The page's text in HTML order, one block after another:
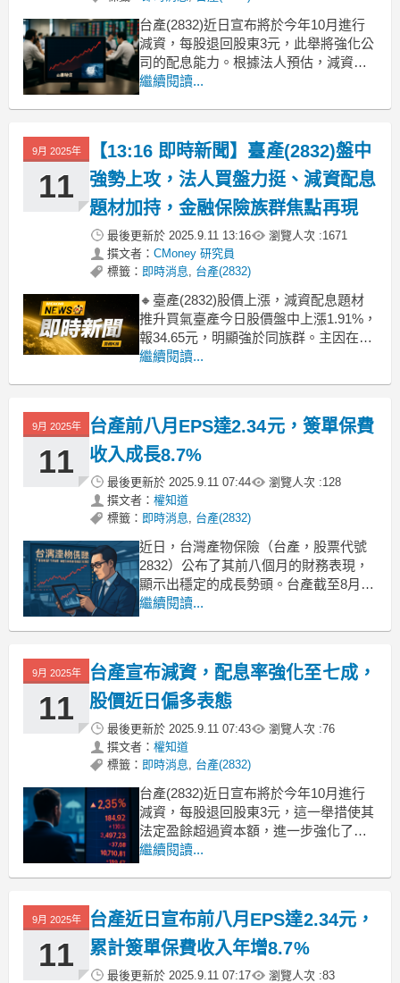
台產(2832)近日宣布將於今年10月進行
減資，每股退回股東3元，此舉將強化公
司的配息能力。根據法人預估，減資後
台產的配息率有望達到七成。台產在
入達32.46億元，增長6.8%。商業險種和
個人險種的業績增長，使得台產
繼續閱讀...
9月 2025年
11
【13:16 即時新聞】臺產(2832)盤中
強勢上攻，法人買盤力挺、減資配息
題材加持，金融保險族群焦點再現
最後更新於 2025.9.11 13:16 瀏覽人次 :1671
撰文者： CMoney 研究員
標籤： 即時消息, 台產(2832)
🔸臺產(2832)股價上漲，減資配息題材
推升買氣臺產今日股價盤中上漲1.91%，
報34.65元，明顯強於同族群。主因在於
10月即將減資退回每股3元，法人預估配
健，市場對未來配息能力與獲利成長抱
持樂觀，推升股價表現。🔸技術面
繼續閱讀...
9月 2025年
11
台產前八月EPS達2.34元，簽單保費
收入成長8.7%
最後更新於 2025.9.11 07:44 瀏覽人次 :128
撰文者： 權知道
標籤： 即時消息, 台產(2832)
近日，台灣產物保險（台產，股票代號
2832）公布了其前八個月的財務表現，
顯示出穩定的成長勢頭。台產截至8月的
累計簽單保費收入達67.78億元，較去年
權稅後每股盈餘（EPS）為2.34元，顯
示出公司在市場中的穩定表現。台
繼續閱讀...
9月 2025年
11
台產宣布減資，配息率強化至七成，
股價近日偏多表態
最後更新於 2025.9.11 07:43 瀏覽人次 :76
撰文者： 權知道
標籤： 即時消息, 台產(2832)
台產(2832)近日宣布將於今年10月進行
減資，每股退回股東3元，這一舉措使其
法定盈餘超過資本額，進一步強化了配
息率。法人預估，台產的配息率可達七
增強。台產上半年業績增長，商業險種
表現亮眼在2025年上半年，台產的簽單
保費收入達52
繼續閱讀...
9月 2025年
11
台產近日宣布前八月EPS達2.34元，
累計簽單保費收入年增8.7%
最後更新於 2025.9.11 07:17 瀏覽人次 :83